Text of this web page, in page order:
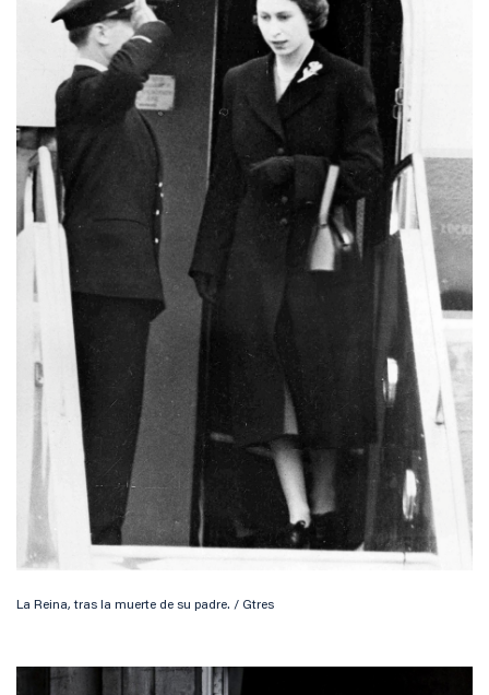
La Reina, tras la muerte de su padre. / Gtres